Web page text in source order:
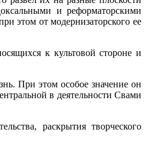
и реформаторскими
этом от модернизаторского ее
к культовой стороне и
При этом особое значение он
в деятельности Свами
раскрытия творческого